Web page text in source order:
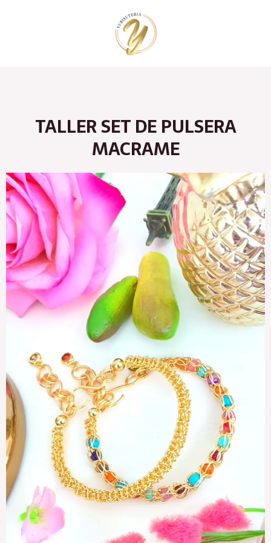
TALLER SET DE PULSERA
MACRAME